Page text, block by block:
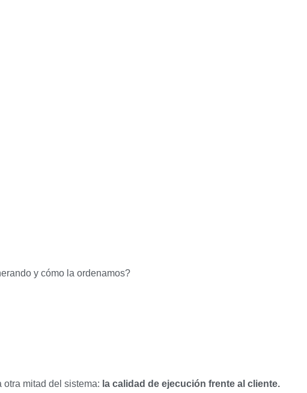
y cómo la ordenamos?
mitad del sistema: la calidad de ejecución frente al cliente.